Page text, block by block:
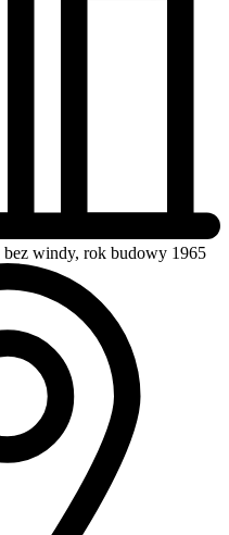
bez windy, rok budowy 1965